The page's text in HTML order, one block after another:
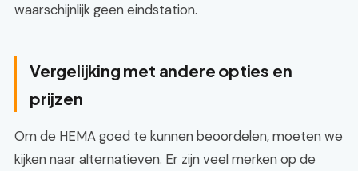
waarschijnlijk geen eindstation.
Vergelijking met andere opties en
prijzen
Om de HEMA goed te kunnen beoordelen, moeten we
kijken naar alternatieven. Er zijn veel merken op de